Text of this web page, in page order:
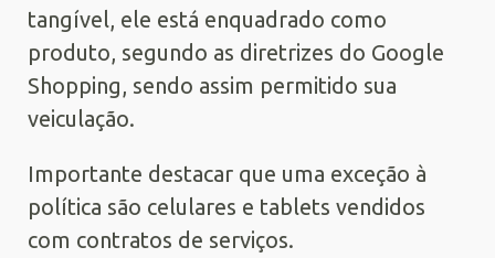
tangível, ele está enquadrado como
produto, segundo as diretrizes do Google
Shopping, sendo assim permitido sua
veiculação.
Importante destacar que uma exceção à
política são celulares e tablets vendidos
com contratos de serviços.